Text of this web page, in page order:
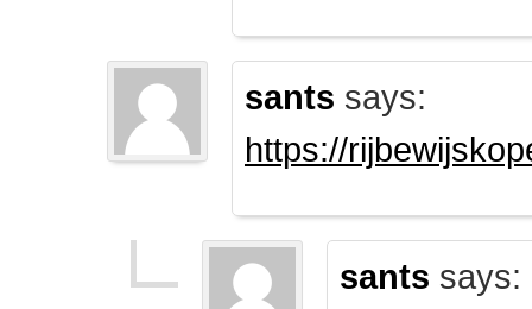
sants says:
https://
sants says: